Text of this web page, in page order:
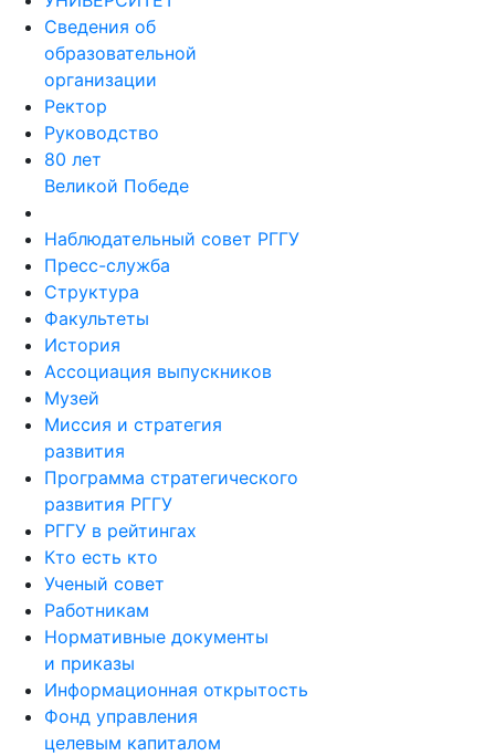
Сведения об
образовательной
организации
Ректор
Руководство
80 лет
Великой Победе
Наблюдательный совет РГГУ
Пресс-служба
Структура
Факультеты
История
Ассоциация выпускников
Музей
Миссия и стратегия
развития
Программа стратегического
развития РГГУ
РГГУ в рейтингах
Кто есть кто
Ученый совет
Работникам
Нормативные документы
и приказы
Информационная открытость
Фонд управления
целевым капиталом